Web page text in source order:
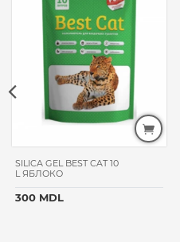
SILICA GEL BEST CAT 10
L ЯБЛОКО
300 MDL